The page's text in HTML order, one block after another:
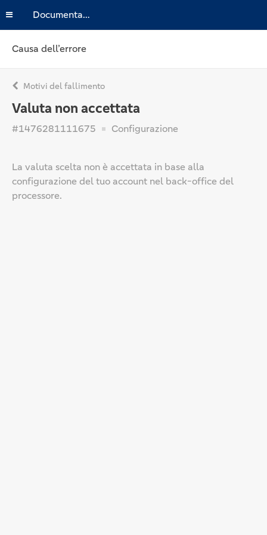
Documentazione
Causa dell’errore
Motivi del fallimento
Valuta non accettata
#1476281111675 Configurazione
La valuta scelta non è accettata in base alla
configurazione del tuo account nel back-office del
processore.